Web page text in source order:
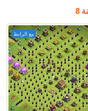
8
مع الرابط